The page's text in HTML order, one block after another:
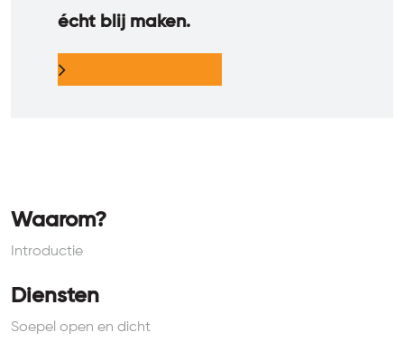
écht blij maken.
Waarom?
Introductie
Diensten
Soepel open en dicht